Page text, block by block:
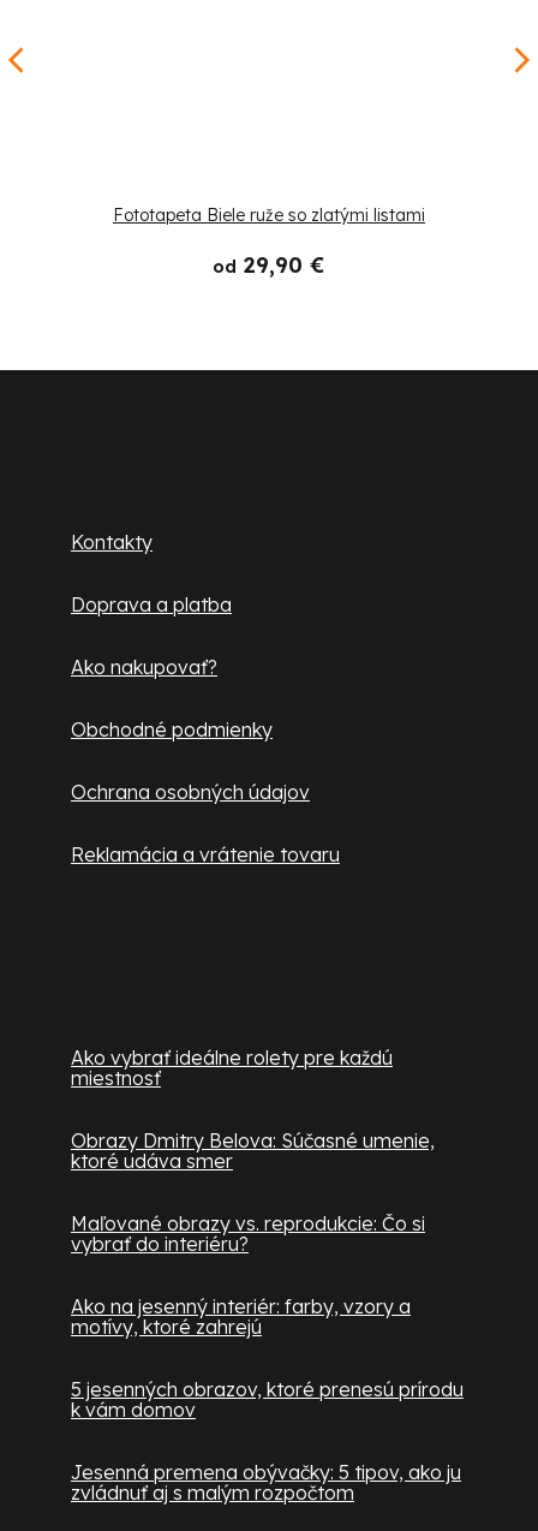
Fototapeta Biele ruže so zlatými listami
od 29,90 €
Kontakty
Doprava a platba
Ako nakupovať?
Obchodné podmienky
Ochrana osobných údajov
Reklamácia a vrátenie tovaru
Ako vybrať ideálne rolety pre každú
miestnosť
Obrazy Dmitry Belova: Súčasné umenie,
ktoré udáva smer
Maľované obrazy vs. reprodukcie: Čo si
vybrať do interiéru?
Ako na jesenný interiér: farby, vzory a
motívy, ktoré zahrejú
5 jesenných obrazov, ktoré prenesú prírodu
k vám domov
Jesenná premena obývačky: 5 tipov, ako ju
zvládnuť aj s malým rozpočtom